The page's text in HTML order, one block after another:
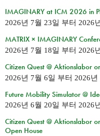
IMAGINARY at ICM 2026 in
2026년 7월 23일 부터 2026
MATRIX × IMAGINARY
2026년 7월 18일 부터 2026
Citizen Quest @ Aktionslabor
2026년 7월 6일 부터 2026년
Future Mobility Simulator @
2026년 6월 20일 부터 2026
Citizen Quest @ Aktionslabor
Open House